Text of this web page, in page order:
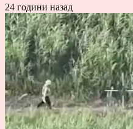
24 години назад